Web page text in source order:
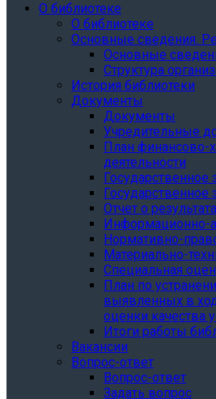
О библиотеке
О библиотеке
Основные сведения.
Основные
Структура
История библиотеки
Документы
Документы
Учредительные
План финансово-
деятельности
Государственное
Государственное
Отчет о
Информационно-
Нормативно-
Материально-
Специальная
План по
выявленных в
оценки качества
Итоги работы
Вакансии
Вопрос-ответ
Вопрос-ответ
Задать вопрос